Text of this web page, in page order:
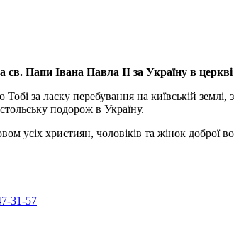
св. Папи Івана Павла ІІ за Україну в
за ласку перебування на київській
подорож в Україну.
християн, чоловіків та жінок доброї
31-57